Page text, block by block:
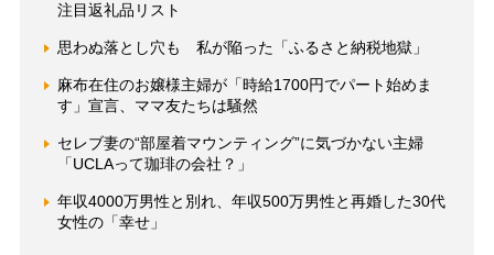
注目返礼品リスト
思わぬ落とし穴も 私が陥った「ふるさと納税地獄」
麻布在住のお嬢様主婦が「時給1700円でパート始めま
す」宣言、ママ友たちは騒然
セレブ妻の“部屋着マウンティング”に気づかない主婦
「UCLAって珈琲の会社？」
年収4000万男性と別れ、年収500万男性と再婚した30代
女性の「幸せ」